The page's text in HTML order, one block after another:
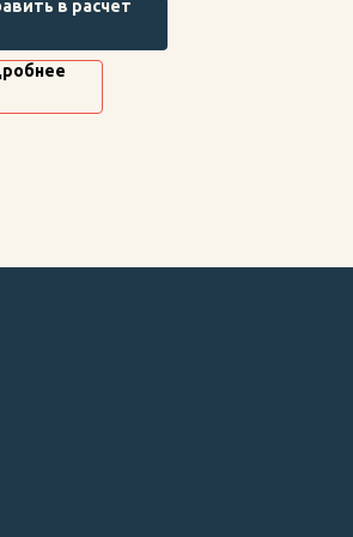
конструкций, высокая
и долговечность.
в расчет